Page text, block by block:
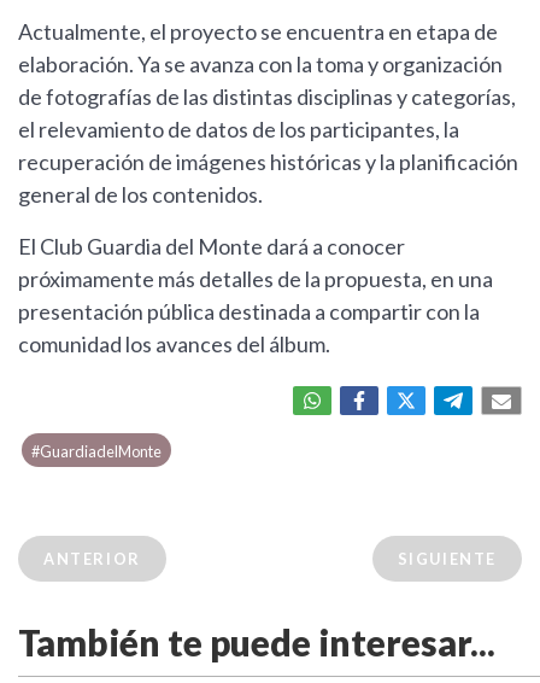
Actualmente, el proyecto se encuentra en etapa de
elaboración. Ya se avanza con la toma y organización
de fotografías de las distintas disciplinas y categorías,
el relevamiento de datos de los participantes, la
recuperación de imágenes históricas y la planificación
general de los contenidos.
El Club Guardia del Monte dará a conocer
próximamente más detalles de la propuesta, en una
presentación pública destinada a compartir con la
comunidad los avances del álbum.
#GuardiadelMonte
ANTERIOR SIGUIENTE
También te puede interesar...